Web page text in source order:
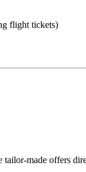
flight tickets)
tailor-made offers